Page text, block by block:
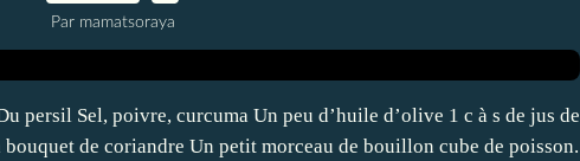
Par mamatsoraya
persil Sel, poivre, curcuma Un peu d’huile d’olive 1 c à s de jus de
de coriandre Un petit morceau de bouillon cube de poisson.